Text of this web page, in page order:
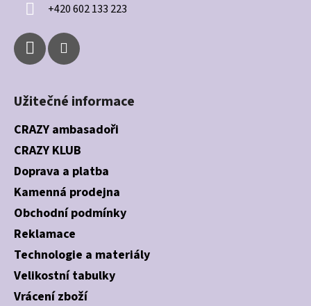
+420 602 133 223
Užitečné informace
CRAZY ambasadoři
CRAZY KLUB
Doprava a platba
Kamenná prodejna
Obchodní podmínky
Reklamace
Technologie a materiály
Velikostní tabulky
Vrácení zboží